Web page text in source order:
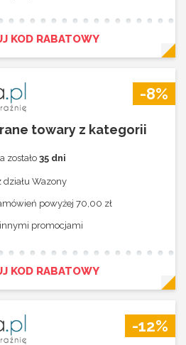
KOD RABATOWY
-8%
towary z kategorii
zostało 35 dni
działu Wazony
powyżej 70,00 zł
innymi promocjami
KOD RABATOWY
-12%